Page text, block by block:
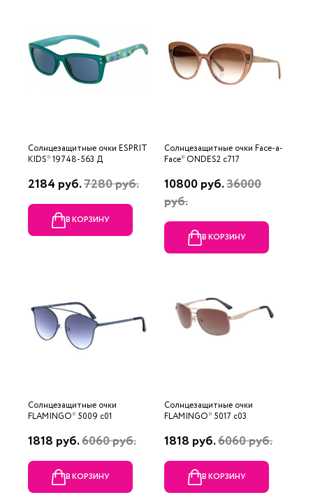
Солнцезащитные очки ESPRIT
KIDS* 19748-563 Д
2184 руб.7280 руб.
В КОРЗИНУ
Солнцезащитные очки Face-a-
Face* ONDES2 c717
10800 руб.36000
руб.
В КОРЗИНУ
Солнцезащитные очки
FLAMINGO* 5009 с01
1818 руб.6060 руб.
В КОРЗИНУ
Солнцезащитные очки
FLAMINGO* 5017 с03
1818 руб.6060 руб.
В КОРЗИНУ